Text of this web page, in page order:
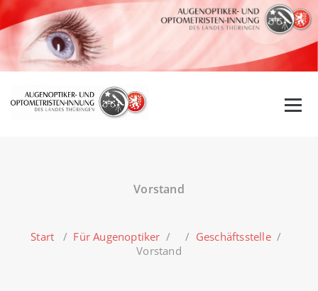
Zum
Inhalt
springen
Vorstand
Start / Für Augenoptiker / / Geschäftsstelle/
Vorstand